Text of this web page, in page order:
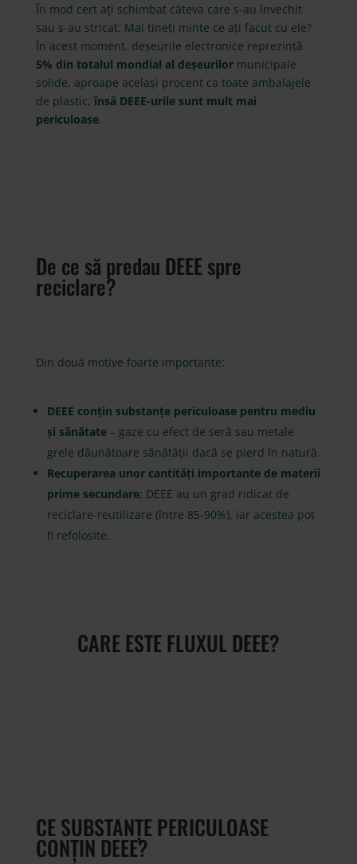
În mod cert ați schimbat câteva care s-au învechit
sau s-au stricat. Mai tineți minte ce ați facut cu ele?
În acest moment, deșeurile electronice reprezintă
5% din totalul mondial al deșeurilormunicipale
solide, aproape același procent ca toate ambalajele
de plastic,însă DEEE-urile sunt mult mai
periculoase.
De ce să predau DEEE spre
reciclare?
Din două motive foarte importante:
DEEE conțin substanțe periculoase pentru mediu
și sănătate– gaze cu efect de seră sau metale
grele dăunătoare sănătății dacă se pierd în natură.
Recuperarea unor cantități importante de materii
prime secundare; DEEE au un grad ridicat de
reciclare-reutilizare (între 85-90%), iar acestea pot
fi refolosite.
CARE ESTE FLUXUL DEEE?
CE SUBSTANȚE PERICULOASE
CONȚIN DEEE?